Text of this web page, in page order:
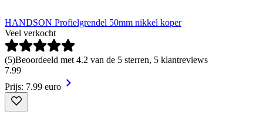
HANDSON Profielgrendel 50mm nikkel koper
Veel verkocht
(5)Beoordeeld met 4.2 van de 5 sterren, 5 klantreviews
7.99
Prijs: 7.99 euro